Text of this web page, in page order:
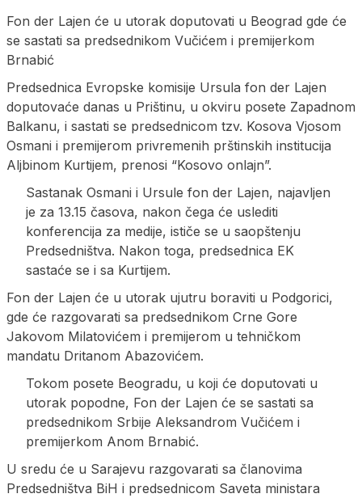
Fon der Lajen će u utorak doputovati u Beograd gde će
se sastati sa predsednikom Vučićem i premijerkom
Brnabić
Predsednica Evropske komisije Ursula fon der Lajen
doputovaće danas u Prištinu, u okviru posete Zapadnom
Balkanu, i sastati se predsednicom tzv. Kosova Vjosom
Osmani i premijerom privremenih prštinskih institucija
Aljbinom Kurtijem, prenosi “Kosovo onlajn”.
Sastanak Osmani i Ursule fon der Lajen, najavljen
je za 13.15 časova, nakon čega će uslediti
konferencija za medije, ističe se u saopštenju
Predsedništva. Nakon toga, predsednica EK
sastaće se i sa Kurtijem.
Fon der Lajen će u utorak ujutru boraviti u Podgorici,
gde će razgovarati sa predsednikom Crne Gore
Jakovom Milatovićem i premijerom u tehničkom
mandatu Dritanom Abazovićem.
Tokom posete Beogradu, u koji će doputovati u
utorak popodne, Fon der Lajen će se sastati sa
predsednikom Srbije Aleksandrom Vučićem i
premijerkom Anom Brnabić.
U sredu će u Sarajevu razgovarati sa članovima
Predsedništva BiH i predsednicom Saveta ministara